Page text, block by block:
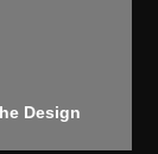
Design